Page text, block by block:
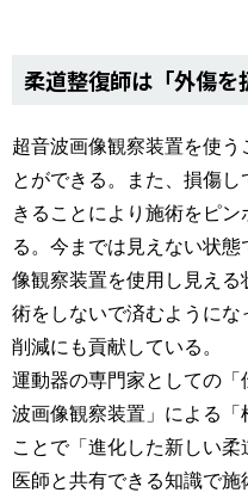
柔道整復師は「外傷を
超音波画像観察装置を使
とができる。また、損傷
きることにより施術をピ
る。今までは見えない状
像観察装置を使用し見え
術をしないで済むように
削減にも貢献している。
運動器の専門家としての
波画像観察装置」による
ことで「進化した新しい
医師と共有できる知識で